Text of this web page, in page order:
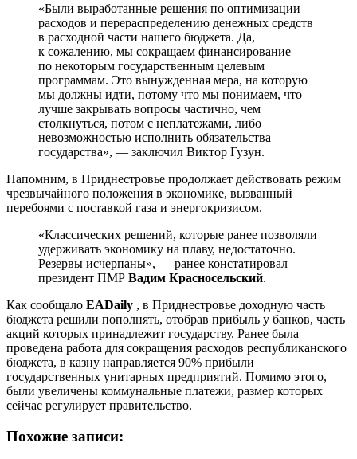
«Были выработанные решения по оптимизации
расходов и перераспределению денежных средств
в расходной части нашего бюджета. Да,
к сожалению, мы сокращаем финансирование
по некоторым государственным целевым
программам. Это вынужденная мера, на которую
мы должны идти, потому что мы понимаем, что
лучше закрывать вопросы частично, чем
столкнуться, потом с неплатежами, либо
невозможностью исполнить обязательства
государства», — заключил Виктор Гузун.
Напомним, в Приднестровье продолжает действовать режим
чрезвычайного положения в экономике, вызванный
перебоями с поставкой газа и энергокризисом.
«Классических решений, которые ранее позволяли
удерживать экономику на плаву, недостаточно.
Резервы исчерпаны», — ранее констатировал
президент ПМР Вадим Красносельский.
Как сообщало EADaily , в Приднестровье доходную часть
бюджета решили пополнять, отобрав прибыль у банков, часть
акций которых принадлежит государству. Ранее была
проведена работа для сокращения расходов республиканского
бюджета, в казну направляется 90% прибыли
государственных унитарных предприятий. Помимо этого,
были увеличены коммунальные платежи, размер которых
сейчас регулирует правительство.
Похожие записи: